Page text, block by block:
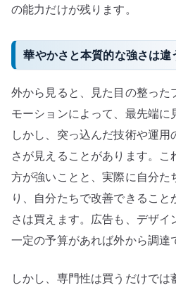
の能力だけが残ります。
華やかさと本質的な強さは違
外から見ると、見た目の整った
モーションによって、最先端に
しかし、突っ込んだ技術や運
さが見えることがあります。
方が強いことと、実際に自分
り、自分たちで改善できるこ
さは買えます。広告も、デザイ
一定の予算があれば外から調達
しかし、専門性は買うだけで